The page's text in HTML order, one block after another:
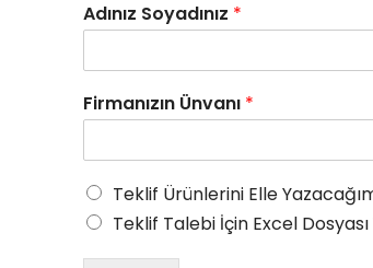
Adınız Soyadınız *
Firmanızın Ünvanı *
Teklif Ürünlerini Elle
Teklif Talebi İçin Excel